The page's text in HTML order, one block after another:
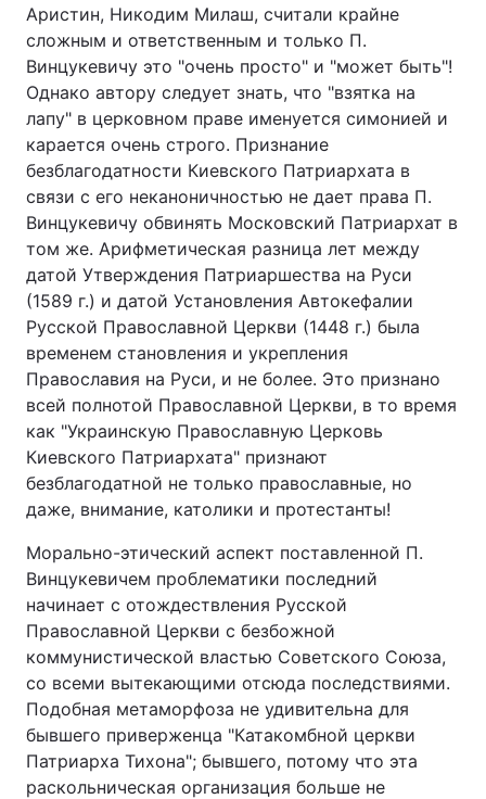
Аристин, Никодим Милаш, считали крайне
сложным и ответственным и только П.
Винцукевичу это "очень просто" и "может быть"!
Однако автору следует знать, что "взятка на
лапу" в церковном праве именуется симонией и
карается очень строго. Признание
безблагодатности Киевского Патриархата в
связи с его неканоничностью не дает права П.
Винцукевичу обвинять Московский Патриархат в
том же. Арифметическая разница лет между
датой Утверждения Патриаршества на Руси
(1589 г.) и датой Установления Автокефалии
Русской Православной Церкви (1448 г.) была
временем становления и укрепления
Православия на Руси, и не более. Это признано
всей полнотой Православной Церкви, в то время
как "Украинскую Православную Церковь
Киевского Патриархата" признают
безблагодатной не только православные, но
даже, внимание, католики и протестанты!
Морально-этический аспект поставленной П.
Винцукевичем проблематики последний
начинает с отождествления Русской
Православной Церкви с безбожной
коммунистической властью Советского Союза,
со всеми вытекающими отсюда последствиями.
Подобная метаморфоза не удивительна для
бывшего приверженца "Катакомбной церкви
Патриарха Тихона"; бывшего, потому что эта
раскольническая организация больше не